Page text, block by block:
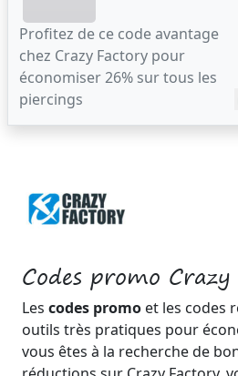
Codes promo
Les codes promo et les codes
outils très pratiques pour
vous êtes à la recherche de
Profitez de ce code avantage
chez Crazy Factory pour
économiser 26% sur tous les
piercings